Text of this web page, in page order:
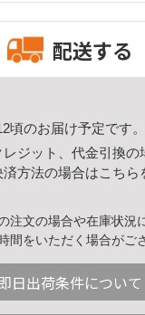
配送する
頃のお届け予定です。
ジット、代金引換の
方法の場合はこちら
注文の場合や在庫状況
間をいただく場合がご
日出荷条件について